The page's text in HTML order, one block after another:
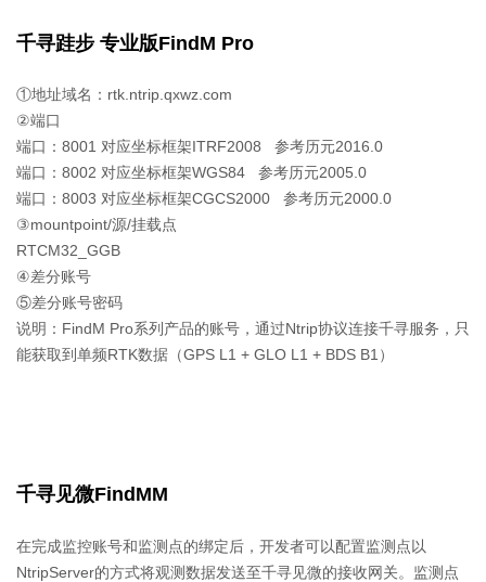
千寻跬步 专业版FindM Pro
①地址域名：rtk.ntrip.qxwz.com
②端口
端口：8001 对应坐标框架ITRF2008 参考历元2016.0
端口：8002 对应坐标框架WGS84 参考历元2005.0
端口：8003 对应坐标框架CGCS2000 参考历元2000.0
③mountpoint/源/挂载点
RTCM32_GGB
④差分账号
⑤差分账号密码
说明：FindM Pro系列产品的账号，通过Ntrip协议连接千寻服务，只
能获取到单频RTK数据（GPS L1 + GLO L1 + BDS B1）
千寻见微FindMM
在完成监控账号和监测点的绑定后，开发者可以配置监测点以
NtripServer的方式将观测数据发送至千寻见微的接收网关。监测点